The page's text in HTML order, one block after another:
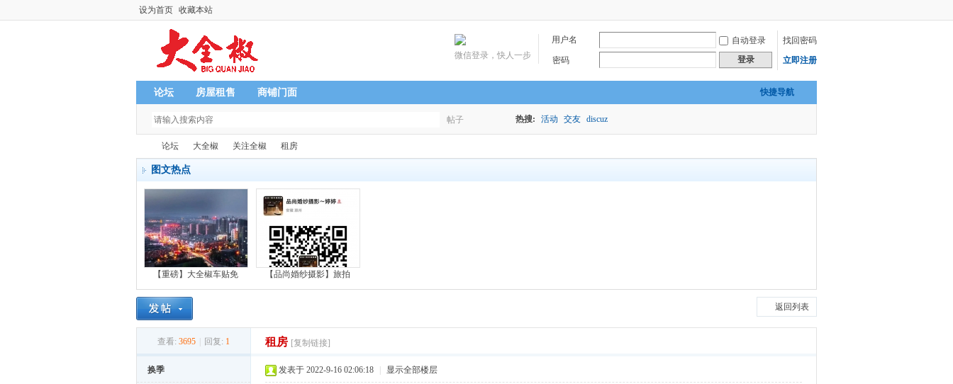
设为首页 收藏本站
用户名 自动登录
找回密码
密码
登录 立即注册
微信登录，快人一步
快捷导航
论坛 房屋租售 商铺门面
帖子 热搜: 活动 交友 discuz
论坛 大全椒 关注全椒
›
租房
图文热点
【重磅】大全椒车贴免 【品尚婚纱摄影】旅拍
返回列表
查看: 3695 回复: 1 租房 [复制链接]
换季 发表于 2022-9-16 02:06:18 显示全部楼层